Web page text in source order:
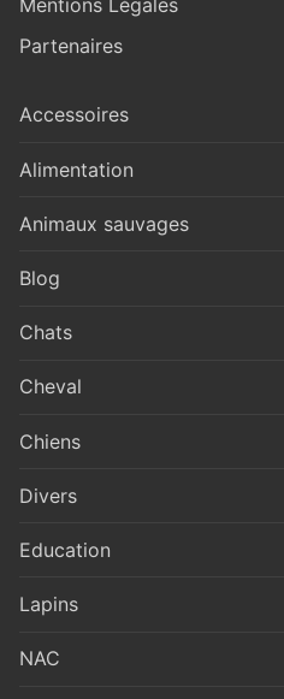
Partenaires
Accessoires
Alimentation
Animaux sauvages
Blog
Chats
Cheval
Chiens
Divers
Education
Lapins
NAC